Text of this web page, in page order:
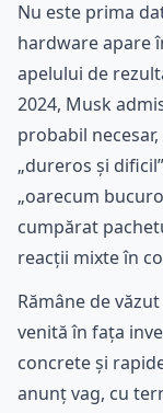
Nu este prima
hardware apare
apelului de
2024, Musk
probabil
„dureros și
„oarecum
cumpărat
reacții mixte în
Rămâne de
venită în fața
concrete și
anunț vag, cu